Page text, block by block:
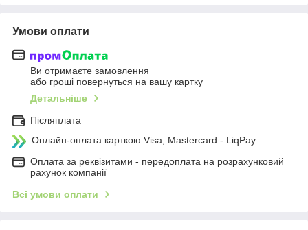
Умови оплати
Ви отримаєте замовлення
або гроші повернуться на вашу картку
Детальніше
Післяплата
Онлайн-оплата карткою Visa, Mastercard - LiqPay
Оплата за реквізитами - передоплата на розрахунковий
рахунок компанії
Всі умови оплати